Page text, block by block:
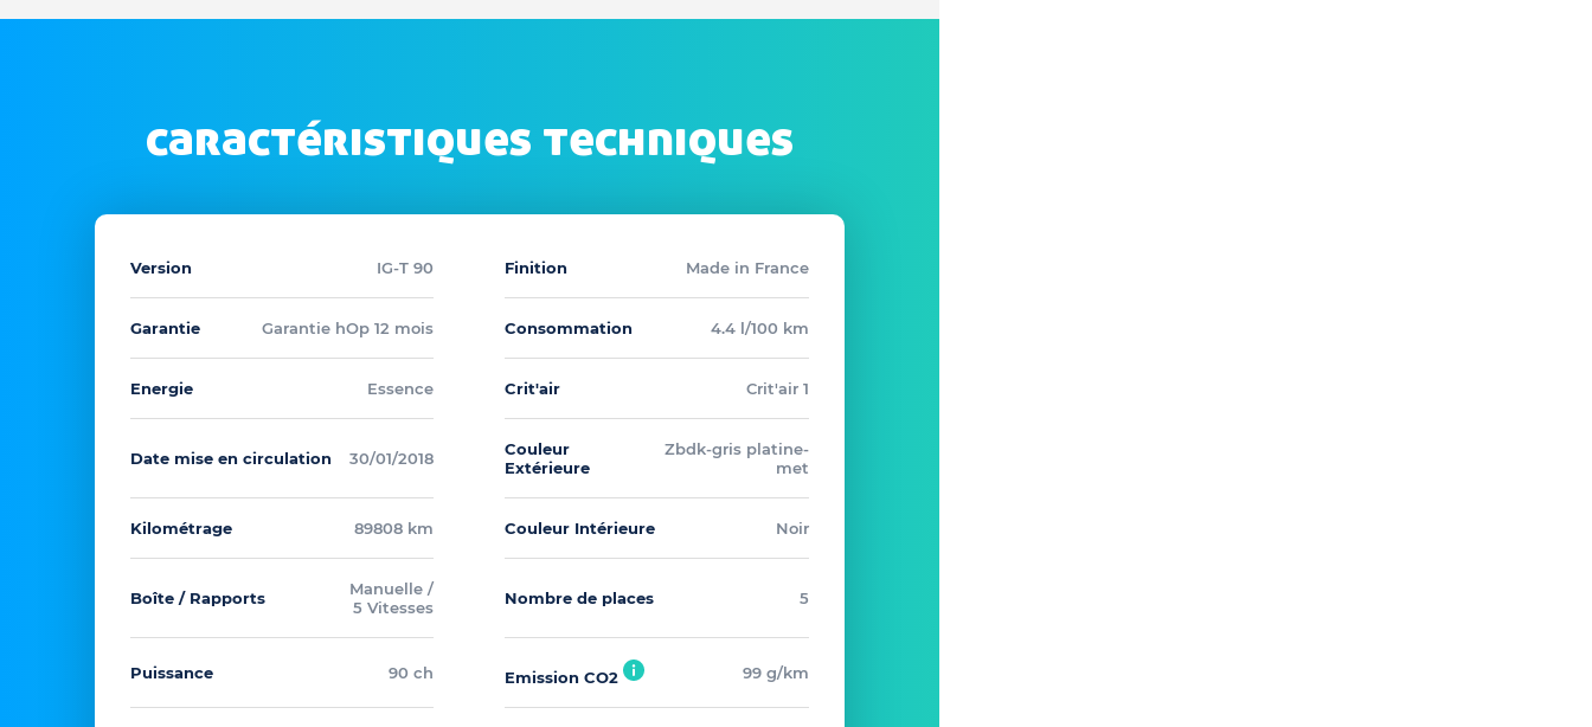
caractéristiques techniques
Version IG-T 90 Finition Made in France
Garantie Garantie hOp 12 mois Consommation 4.4 l/100 km
Energie Essence Crit'air Crit'air 1
Date mise en circulation 30/01/2018
Couleur
Extérieure
Zbdk-gris platine-
met
Kilométrage 89808 km Couleur Intérieure Noir
Boîte / Rapports
Manuelle /
5 Vitesses
Nombre de places 5
Puissance 90 ch Emission CO2 99 g/km